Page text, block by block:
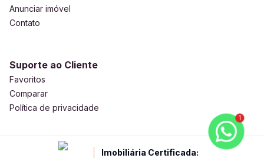
Anunciar imóvel
Contato
Suporte ao Cliente
Favoritos
Comparar
Política de privacidade
Imobiliária Certificada:
1